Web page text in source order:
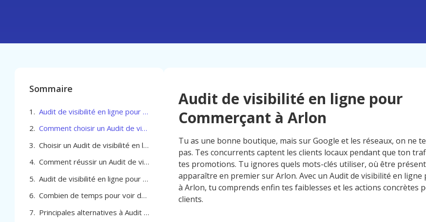
Sommaire
Audit de visibilité en ligne pour Commerçant à Arlon
Comment choisir un Audit de visibilité en ligne pour Commerçant à Arlon
Choisir un Audit de visibilité en ligne pour Commerçant à Arlon efficacement
Comment réussir un Audit de visibilité en ligne pour Commerçant à Arlon
Audit de visibilité en ligne pour Commerçant à Arlon
Combien de temps pour voir des résultats avec un Audit de visibilité en ligne à Arlon
Principales alternatives à Audit de visibilité en ligne pour Commerçant à Arlon
Audit de visibilité en ligne pour
Commerçant à Arlon
Tu as une bonne boutique, mais sur Google et les réseaux, on ne
pas. Tes concurrents captent les clients locaux pendant que ton
tes promotions. Tu ignores quels mots-clés utiliser, où être
apparaître en premier sur Arlon. Avec un Audit de visibilité en ligne
à Arlon, tu comprends enfin tes faiblesses et les actions concrètes
clients.